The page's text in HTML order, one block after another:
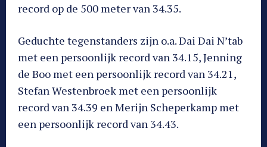
record op de 500 meter van 34.35.
Geduchte tegenstanders zijn o.a. Dai Dai N’tab
met een persoonlijk record van 34.15, Jenning
de Boo met een persoonlijk record van 34.21,
Stefan Westenbroek met een persoonlijk
record van 34.39 en Merijn Scheperkamp met
een persoonlijk record van 34.43.